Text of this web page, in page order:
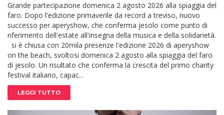
Grande partecipazione domenica 2 agosto 2026 alla spiaggia del
faro. Dopo l'edizione primaverile da record a treviso, nuovo
successo per aperyshow, che conferma jesolo come punto di
riferimento dell'estate all'insegna della musica e della solidarietà.
si è chiusa con 20mila presenze l'edizione 2026 di aperyshow
on the beach, svoltosi domenica 2 agosto alla spiaggia del faro
di jesolo. Un risultato che conferma la crescita del primo charity
festival italiano, capac...
LEGGI TUTTO